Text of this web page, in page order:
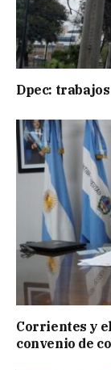
Dpec:
Corrientes y
convenio de